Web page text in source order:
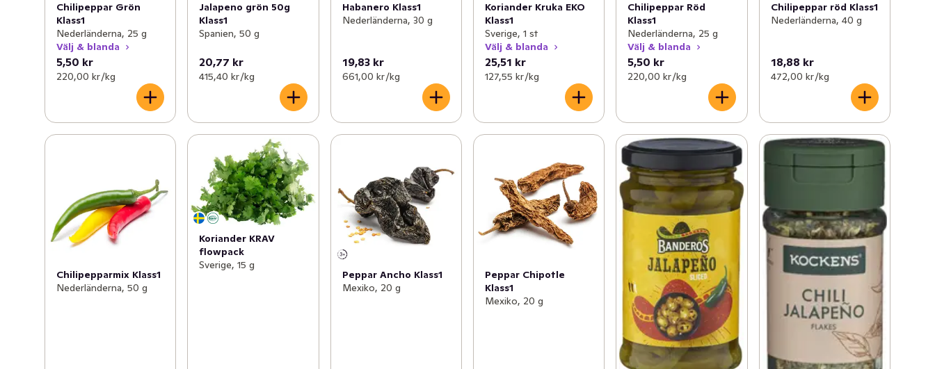
Chilipeppar Grön
Klass1
Nederländerna, 25 g
Välj & blanda
5,50 kr
220,00 kr /kg
Jalapeno grön 50g
Klass1
Spanien, 50 g
20,77 kr
415,40 kr /kg
Habanero Klass1
Nederländerna, 30 g
19,83 kr
661,00 kr /kg
Koriander Kruka EKO
Klass1
Sverige, 1 st
Välj & blanda
25,51 kr
127,55 kr /kg
Chilipeppar Röd
Klass1
Nederländerna, 25 g
Välj & blanda
5,50 kr
220,00 kr /kg
Chilipeppar röd Klass1
Nederländerna, 40 g
18,88 kr
472,00 kr /kg
Chilipepparmix Klass1
Nederländerna, 50 g
Koriander KRAV
flowpack
Sverige, 15 g
Peppar Ancho Klass1
Mexiko, 20 g
Peppar Chipotle
Klass1
Mexiko, 20 g